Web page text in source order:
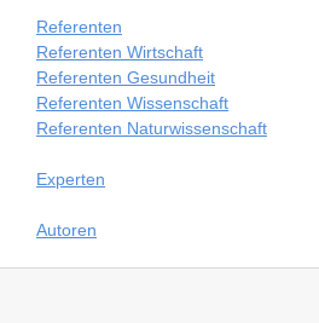
Referenten
Referenten Wirtschaft
Referenten Gesundheit
Referenten Wissenschaft
Referenten Naturwissenschaft
Experten
Autoren